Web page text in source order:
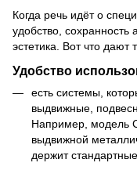
Когда речь идёт о
удобство, сохранность
эстетика. Вот что дают
Удобство
есть системы,
выдвижные,
Например, модель
выдвижной
держит